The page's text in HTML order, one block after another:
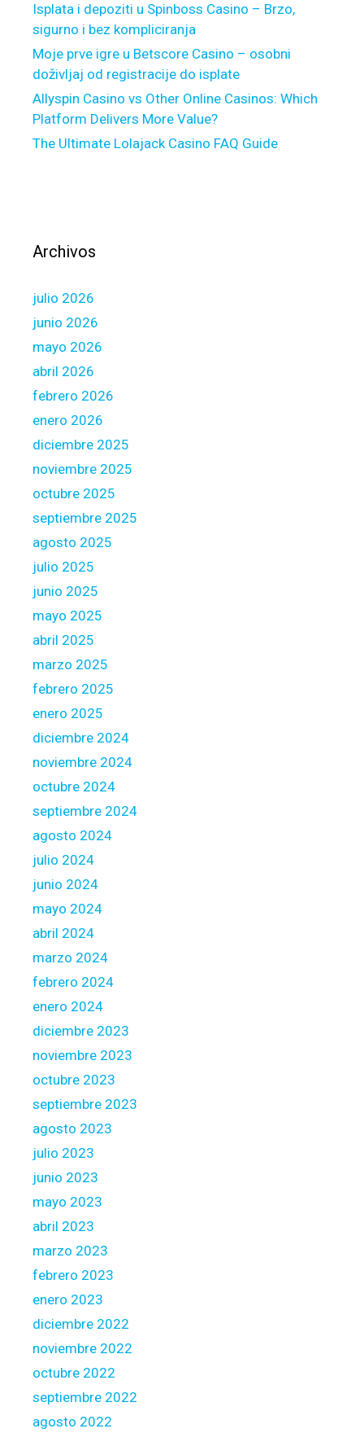
g
t
b
e
s
t
Isplata i depoziti u Spinboss Casino – Brzo,
sigurno i bez kompliciranja
Moje prve igre u Betscore Casino – osobni
doživljaj od registracije do isplate
Allyspin Casino vs Other Online Casinos: Which
Platform Delivers More Value?
The Ultimate Lolajack Casino FAQ Guide
Archivos
julio 2026
junio 2026
mayo 2026
abril 2026
febrero 2026
enero 2026
diciembre 2025
noviembre 2025
octubre 2025
septiembre 2025
agosto 2025
julio 2025
junio 2025
mayo 2025
abril 2025
marzo 2025
febrero 2025
enero 2025
diciembre 2024
noviembre 2024
octubre 2024
septiembre 2024
agosto 2024
julio 2024
junio 2024
mayo 2024
abril 2024
marzo 2024
febrero 2024
enero 2024
diciembre 2023
noviembre 2023
octubre 2023
septiembre 2023
agosto 2023
julio 2023
junio 2023
mayo 2023
abril 2023
marzo 2023
febrero 2023
enero 2023
diciembre 2022
noviembre 2022
octubre 2022
septiembre 2022
agosto 2022